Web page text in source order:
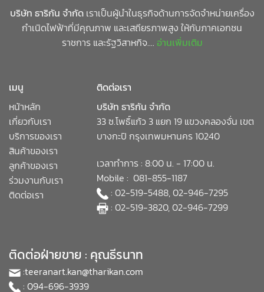
บริษัท ธาริกัน จำกัดเราเป็นผู้นำในธุรกิจด้านการจัดจำหน่ายเครื่อง
กำเนิดไฟฟ้าที่มีคุณภาพ และเสถียรภาพสูง ให้กับภาคเอกชน
ราชการ และรัฐวิสาหกิจ.... อ่านเพิ่มเติม
เมนู
หน้าหลัก
เกี่ยวกับเรา
บริการของเรา
สินค้าของเรา
ลูกค้าของเรา
ร่วมงานกับเรา
ติดต่อเรา
ติดต่อเรา
บริษัท ธาริกัน จำกัด
33 ซ.โพธิ์แก้ว 3 แยก 19 แขวงคลองจั่น เขต
บางกะปิ กรุงเทพมหานคร 10240
เวลาทำการ : 8:00 น. - 17:00 น.
Mobile : 081-855-1187
: 02-519-5488, 02-946-7295
: 02-519-3820, 02-946-7299
ติดต่อฝ่ายขาย : คุณธีรนาท
:teeranart.kan@tharikan.com
: 094-696-3939